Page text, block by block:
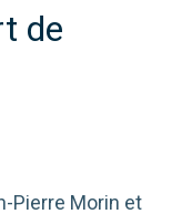
de
Pierre Morin et